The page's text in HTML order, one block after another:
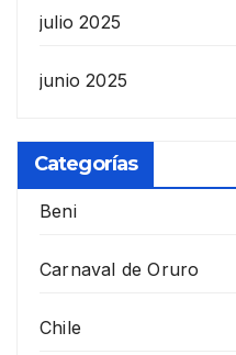
julio 2025
junio 2025
Categorías
Beni
Carnaval de Oruro
Chile